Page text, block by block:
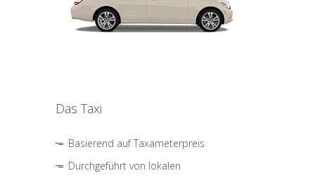
Das Taxi
Basierend auf Taxameterpreis
Durchgeführt von lokalen